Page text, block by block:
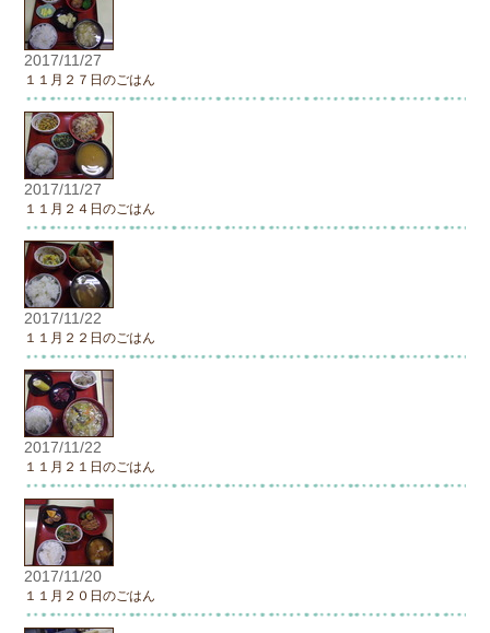
2017/11/27
１１月２７日のごはん
2017/11/27
１１月２４日のごはん
2017/11/22
１１月２２日のごはん
2017/11/22
１１月２１日のごはん
2017/11/20
１１月２０日のごはん